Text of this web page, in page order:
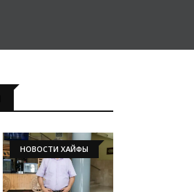
НОВОСТИ ХАЙФЫ